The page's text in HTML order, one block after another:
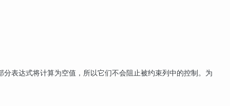
表达式将计算为空值，所以它们不会阻止被约束列中的控制。为